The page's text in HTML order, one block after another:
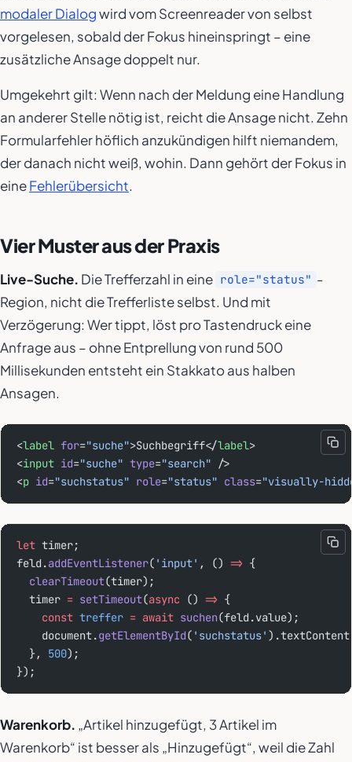
modaler Dialogwird vom Screenreader von selbst
vorgelesen, sobald der Fokus hineinspringt – eine
zusätzliche Ansage doppelt nur.
Umgekehrt gilt: Wenn nach der Meldung eine Handlung
an anderer Stelle nötig ist, reicht die Ansage nicht. Zehn
Formularfehler höflich anzukündigen hilft niemandem,
der danach nicht weiß, wohin. Dann gehört der Fokus in
eineFehlerübersicht.
Vier Muster aus der Praxis
Live-Suche. Die Trefferzahl in eine role="status" -
Region, nicht die Trefferliste selbst. Und mit
Verzögerung: Wer tippt, löst pro Tastendruck eine
Anfrage aus – ohne Entprellung von rund 500
Millisekunden entsteht ein Stakkato aus halben
Ansagen.
<label for="suche">Suchbegriff</label>
<input id="suche" type="search" />
<p id="suchstatus" role="status" class="visually-
let timer;
feld.addEventListener( 'input' , () => {
  clearTimeout
(timer);
  timer
= setTimeout(async () => {
    const
treffer = await suchen(feld.value);
    document.
getElementById( 'suchstatus'
  },
500);
});
Warenkorb. „Artikel hinzugefügt, 3 Artikel im
Warenkorb“ ist besser als „Hinzugefügt“, weil die Zahl